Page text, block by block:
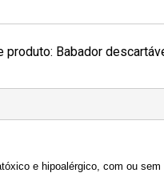
Babador
e hipoalérgico, com ou sem